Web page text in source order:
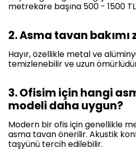
metrekare başına 500 - 1500 TL
2. Asma tavan bakımı
Hayır, özellikle metal ve
temizlenebilir ve uzun
3. Ofisim için hangi
modeli daha uygun?
Modern bir ofis için genellikle
asma tavan önerilir. Akustik
taşyünü tercih edilebilir.